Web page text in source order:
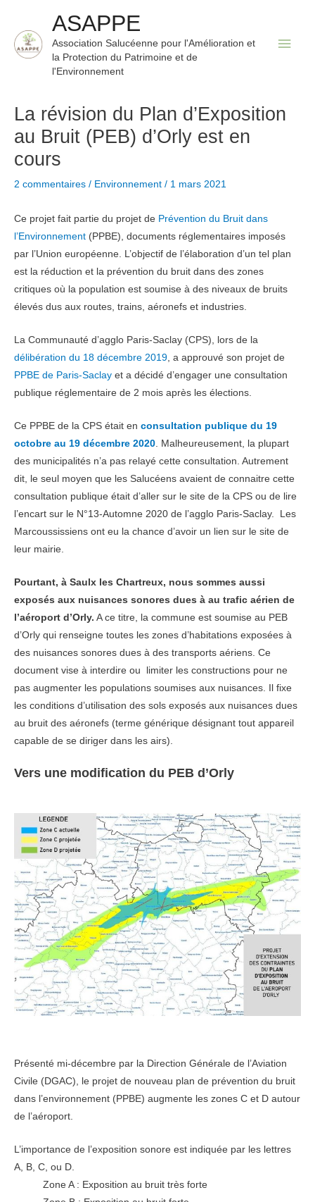
contenu
ASAPPE
Association Salucéenne pour l'Amélioration et
la Protection du Patrimoine et de
l'Environnement
La révision du Plan d’Exposition
au Bruit (PEB) d’Orly est en
cours
2 commentaires / Environnement / 1 mars 2021
Ce projet fait partie du projet de Prévention du Bruit dans
l’Environnement (PPBE), documents réglementaires imposés
par l’Union européenne. L’objectif de l’élaboration d’un tel plan
est la réduction et la prévention du bruit dans des zones
critiques où la population est soumise à des niveaux de bruits
élevés dus aux routes, trains, aéronefs et industries.
La Communauté d’agglo Paris-Saclay (CPS), lors de la
délibération du 18 décembre 2019, a approuvé son projet de
PPBE de Paris-Saclay et a décidé d’engager une consultation
publique réglementaire de 2 mois après les élections.
Ce PPBE de la CPS était en consultation publique du 19
octobre au 19 décembre 2020 . Malheureusement, la plupart
des municipalités n’a pas relayé cette consultation. Autrement
dit, le seul moyen que les Salucéens avaient de connaitre cette
consultation publique était d’aller sur le site de la CPS ou de lire
l’encart sur le N°13-Automne 2020 de l’agglo Paris-Saclay. Les
Marcoussissiens ont eu la chance d’avoir un lien sur le site de
leur mairie.
Pourtant, à Saulx les Chartreux, nous sommes aussi
exposés aux nuisances sonores dues à au trafic aérien de
l’aéroport d’Orly. A ce titre, la commune est soumise au PEB
d’Orly qui renseigne toutes les zones d’habitations exposées à
des nuisances sonores dues à des transports aériens. Ce
document vise à interdire ou limiter les constructions pour ne
pas augmenter les populations soumises aux nuisances. Il fixe
les conditions d’utilisation des sols exposés aux nuisances dues
au bruit des aéronefs (terme générique désignant tout appareil
capable de se diriger dans les airs).
Vers une modification du PEB d’Orly
Présenté mi-décembre par la Direction Générale de l’Aviation
Civile (DGAC), le projet de nouveau plan de prévention du bruit
dans l’environnement (PPBE) augmente les zones C et D autour
de l’aéroport.
L’importance de l’exposition sonore est indiquée par les lettres
A, B, C, ou D.
Zone A : Exposition au bruit très forte